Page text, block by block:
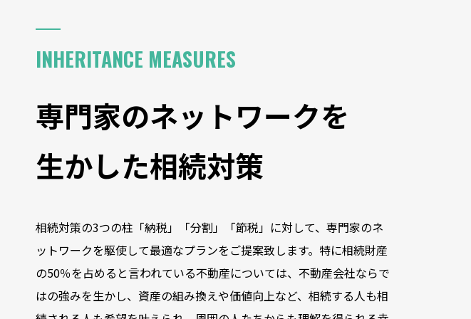
相続対策は認知症対策から！
新しい相続対策
INHERITANCE MEASURES
専門家のネットワークを
生かした相続対策
相続対策の3つの柱「納税」「分割」「節税」に対して、専門家のネ
ットワークを駆使して最適なプランをご提案致します。特に相続財産
の50％を占めると言われている不動産については、不動産会社ならで
はの強みを生かし、資産の組み換えや価値向上など、相続する人も相